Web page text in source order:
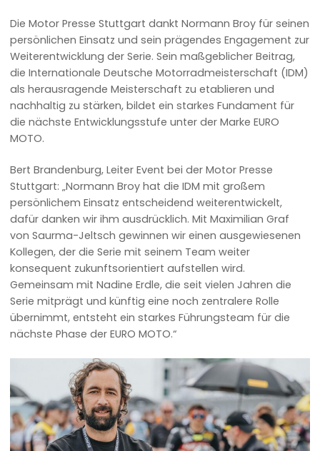
Die Motor Presse Stuttgart dankt Normann Broy für seinen
persönlichen Einsatz und sein prägendes Engagement zur
Weiterentwicklung der Serie. Sein maßgeblicher Beitrag,
die Internationale Deutsche Motorradmeisterschaft (IDM)
als herausragende Meisterschaft zu etablieren und
nachhaltig zu stärken, bildet ein starkes Fundament für
die nächste Entwicklungsstufe unter der Marke EURO
MOTO.
Bert Brandenburg, Leiter Event bei der Motor Presse
Stuttgart: „Normann Broy hat die IDM mit großem
persönlichem Einsatz entscheidend weiterentwickelt,
dafür danken wir ihm ausdrücklich. Mit Maximilian Graf
von Saurma-Jeltsch gewinnen wir einen ausgewiesenen
Kollegen, der die Serie mit seinem Team weiter
konsequent zukunftsorientiert aufstellen wird.
Gemeinsam mit Nadine Erdle, die seit vielen Jahren die
Serie mitprägt und künftig eine noch zentralere Rolle
übernimmt, entsteht ein starkes Führungsteam für die
nächste Phase der EURO MOTO.“